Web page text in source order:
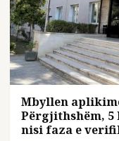
Mbyllen
Përgjithshëm,
nisi faza e